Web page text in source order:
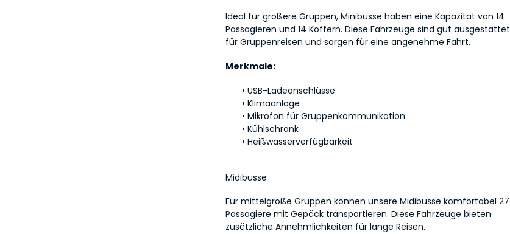
Ideal für größere Gruppen, Minibusse haben eine Kapazität von 14
Passagieren und 14 Koffern. Diese Fahrzeuge sind gut ausgestattet
für Gruppenreisen und sorgen für eine angenehme Fahrt.
Merkmale:
USB-Ladeanschlüsse
Klimaanlage
Mikrofon für Gruppenkommunikation
Kühlschrank
Heißwasserverfügbarkeit
Midibusse
Für mittelgroße Gruppen können unsere Midibusse komfortabel 27
Passagiere mit Gepäck transportieren. Diese Fahrzeuge bieten
zusätzliche Annehmlichkeiten für lange Reisen.